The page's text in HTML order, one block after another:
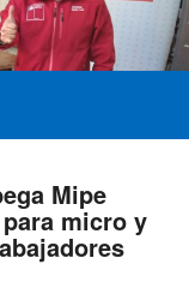
Mipe
micro y